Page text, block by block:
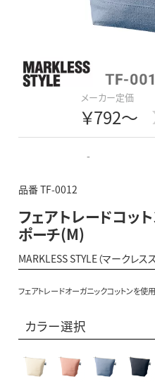
メーカー定価
￥792～
-
品番 TF-0012
フェアトレードコッ
ポーチ(M)
MARKLESS STYLE（マークレス
フェアトレードオーガニックコットンを使
カラー選択